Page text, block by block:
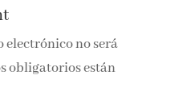
no será
obligatorios están